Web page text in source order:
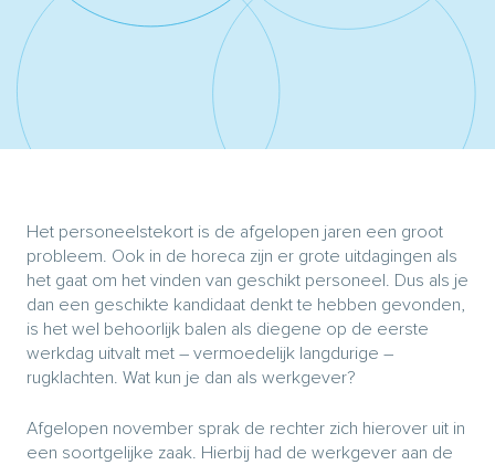
Het personeelstekort is de afgelopen jaren een groot
probleem. Ook in de horeca zijn er grote uitdagingen als
het gaat om het vinden van geschikt personeel. Dus als je
dan een geschikte kandidaat denkt te hebben gevonden,
is het wel behoorlijk balen als diegene op de eerste
werkdag uitvalt met – vermoedelijk langdurige –
rugklachten. Wat kun je dan als werkgever?
Afgelopen november sprak de rechter zich hierover uit in
een soortgelijke zaak. Hierbij had de werkgever aan de